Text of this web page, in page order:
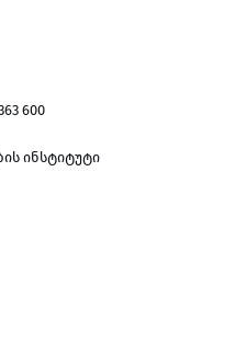
600
ინსტიტუტი